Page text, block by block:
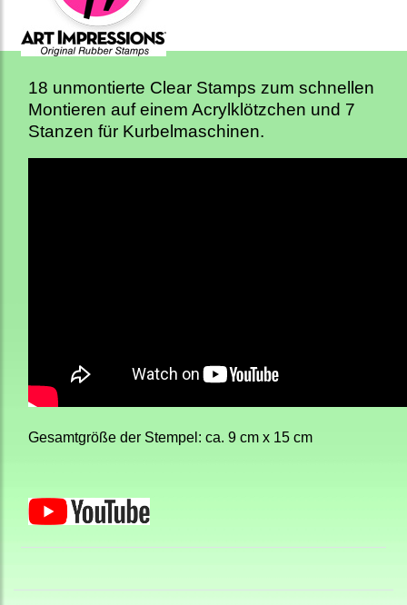
18 unmontierte Clear Stamps zum schnellen
Montieren auf einem Acrylklötzchen und 7
Stanzen für Kurbelmaschinen.
Gesamtgröße der Stempel: ca. 9 cm x 15 cm